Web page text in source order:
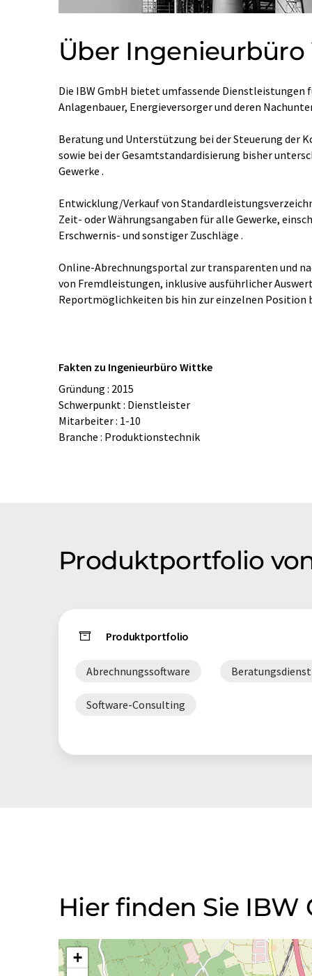
Über
Die IBW GmbH bietet umfassende Dienstleistungen
Anlagenbauer, Energieversorger und deren
​Beratung und Unterstützung bei der Steuerung der
sowie bei der Gesamtstandardisierung bisher
Gewerke .​
Entwicklung/Verkauf von
Zeit- oder Währungsangaben für alle Gewerke,
Erschwernis- und sonstiger Zuschläge .​
Online-Abrechnungsportal zur transparenten und
von Fremdleistungen, inklusive ausführlicher
Reportmöglichkeiten bis hin zur einzelnen Position
Fakten zu Ingenieurbüro Wittke
Gründung : 2015
Schwerpunkt : Dienstleister
Mitarbeiter : 1-10
Branche : Produktionstechnik
Produktportfolio
Produktportfolio
Abrechnungssoftware
Software-Consulting
Hier finden Sie
+